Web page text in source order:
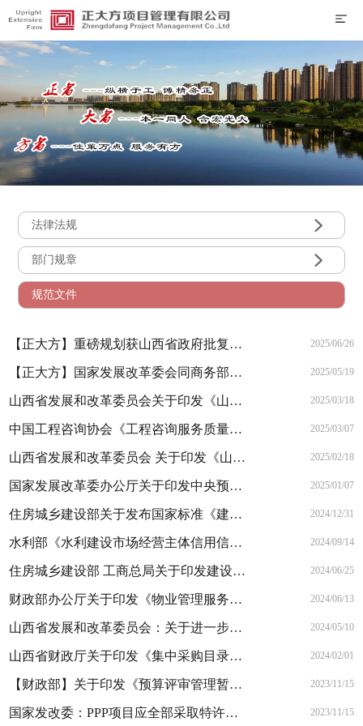
法律法规 
部门规章 
规范文件
【正大方】重磅规划获山西省政府批复！关系太原市10县（市、区） 2025/06/26
【正大方】国家发展改革委会同商务部、市场监管总局发布《市场准入负面清单（2025年版）》 2025/05/19
山西省发展和改革委员会关于印发《山西省发展改革委重大项目后评价管理办法（试行）》的通知 2025/03/18
中国工程咨询协会《工程咨询服务质量评价实施指南 项目可行性研究咨询》自2025年1月1日起正式实施 2025/03/07
山西省发展和改革委员会 关于印发《山西省发展和改革委员会政府投资项目初步设计审批管理办法》的通知 2025/02/18
国家发展改革委办公厅关于印发中央预算内投资资金申请报告编写和批复格式文本的通知 2025/01/07
住房城乡建设部关于发布国家标准《建设 工程工程量清单计价标准》的公告 2024/12/31
水利部《水利建设市场经营主体信用信息管理办法》将于2024年11月1日施行。 2024/09/14
住房城乡建设部 工商总局关于印发建设工程造价咨询合同（示范文本）的通知（GF-2015-0212） 2024/06/25
财政部办公厅关于印发《物业管理服务政府采购 需求标准（办公场所类）（试行）》的通知 2024/06/13
山西省发展和改革委员会：关于进一步规范工程建设项目招标公告发布内容的通知 2024/05/10
山西省财政厅关于印发《集中采购目录及采购限额标准(2024年版)》的通知 2024/02/01
【财政部】关于印发《预算评审管理暂行办法》的通知 2023/11/15
国家发改委：PPP项目应全部采取特许经营模式！项目清单（2023年版） 2023/11/15